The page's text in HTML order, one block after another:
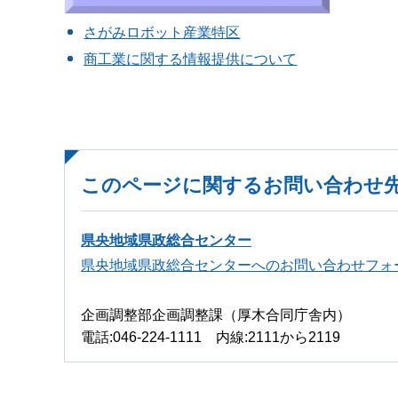
さがみロボット産業特区
商工業に関する情報提供について
このページに関するお問い合わせ
県央地域県政総合センター
県央地域県政総合センターへのお問い合わせフォ
企画調整部企画調整課（厚木合同庁舎内）
電話:046-224-1111 内線:2111から2119